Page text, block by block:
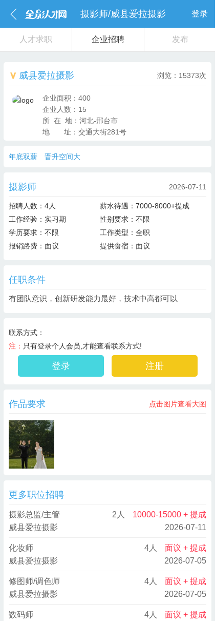
摄影师/威县爱拉摄影 登录
人才求职 企业招聘 发布
威县爱拉摄影 浏览：15373次
企业面积：400
企业人数：15
所 在 地：河北-邢台市
地 址： 交通大街281号
年底双薪 晋升空间大
摄影师 2026-07-11
招聘人数： 4人 薪水待遇： 7000-8000+提成
工作经验： 实习期 性别要求： 不限
学历要求： 不限 工作类型： 全职
报销路费： 面议 提供食宿： 面议
任职条件
有团队意识，创新研发能力最好，技术中高都可以
联系方式：
注： 只有登录个人会员,才能查看联系方式!
登录 注册
作品要求 点击图片查看大图
更多职位招聘
摄影总监/主管 2人
10000-15000 + 提成
威县爱拉摄影
2026-07-11
化妆师 4人
面议 + 提成
威县爱拉摄影
2026-07-05
修图师/调色师 4人
面议 + 提成
威县爱拉摄影
2026-07-05
数码师 4人
面议 + 提成